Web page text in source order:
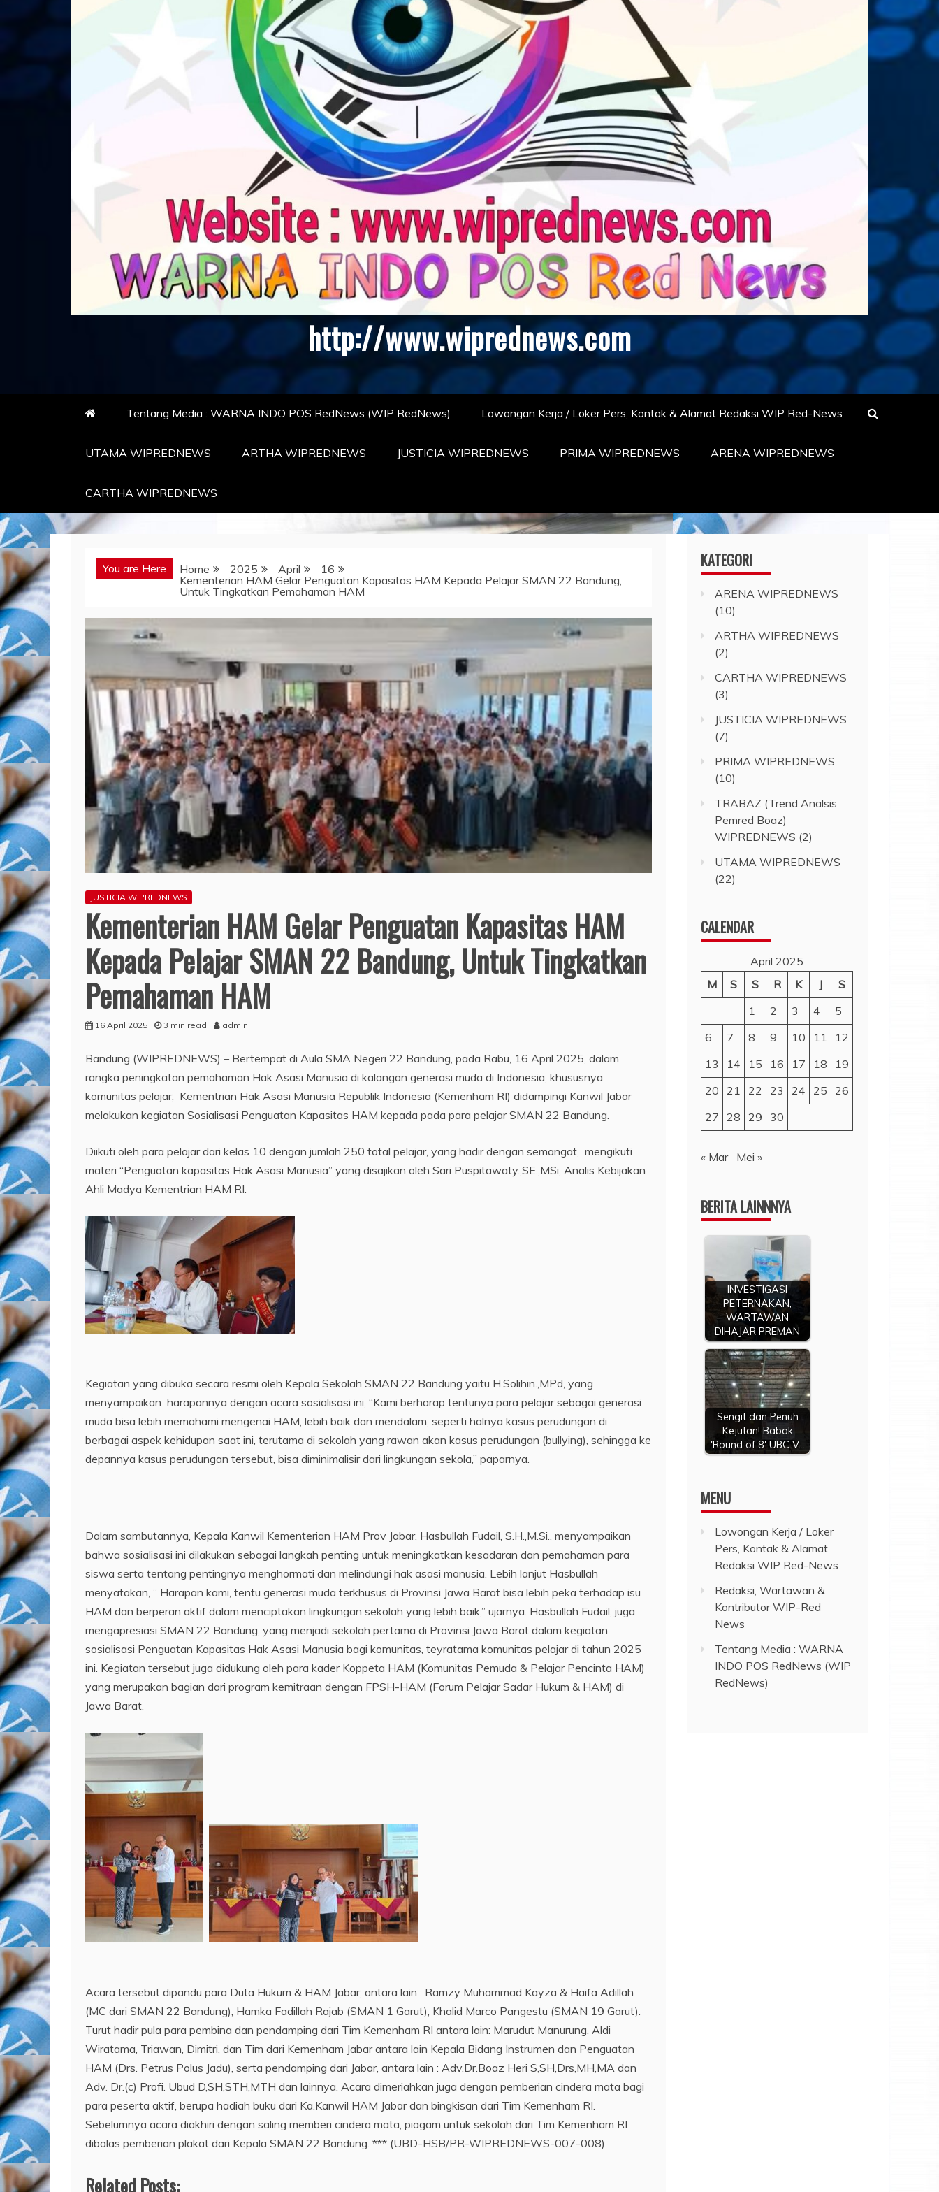
http://www.wiprednews.com
Tentang Media : WARNA INDO POS RedNews (WIP RedNews) Lowongan Kerja / Loker Pers, Kontak & Alamat Redaksi WIP Red-News
UTAMA WIPREDNEWS ARTHA WIPREDNEWS JUSTICIA WIPREDNEWS PRIMA WIPREDNEWS ARENA WIPREDNEWS
CARTHA WIPREDNEWS
You are Here Home 2025 April
16
Kementerian HAM Gelar Penguatan Kapasitas HAM Kepada Pelajar SMAN 22 Bandung,
Untuk Tingkatkan Pemahaman HAM
JUSTICIA WIPREDNEWS
Kementerian HAM Gelar Penguatan Kapasitas HAM
Kepada Pelajar SMAN 22 Bandung, Untuk Tingkatkan
Pemahaman HAM
16 April 2025 3 min read admin
Bandung (WIPREDNEWS) – Bertempat di Aula SMA Negeri 22 Bandung, pada Rabu, 16 April 2025, dalam
rangka peningkatan pemahaman Hak Asasi Manusia di kalangan generasi muda di Indonesia, khususnya
komunitas pelajar, Kementrian Hak Asasi Manusia Republik Indonesia (Kemenham RI) didampingi Kanwil Jabar
melakukan kegiatan Sosialisasi Penguatan Kapasitas HAM kepada pada para pelajar SMAN 22 Bandung.
Diikuti oleh para pelajar dari kelas 10 dengan jumlah 250 total pelajar, yang hadir dengan semangat, mengikuti
materi “Penguatan kapasitas Hak Asasi Manusia” yang disajikan oleh Sari Puspitawaty.,SE.,MSi, Analis Kebijakan
Ahli Madya Kementrian HAM RI.
Kegiatan yang dibuka secara resmi oleh Kepala Sekolah SMAN 22 Bandung yaitu H.Solihin.,MPd, yang
menyampaikan harapannya dengan acara sosialisasi ini, “Kami berharap tentunya para pelajar sebagai generasi
muda bisa lebih memahami mengenai HAM, lebih baik dan mendalam, seperti halnya kasus perudungan di
berbagai aspek kehidupan saat ini, terutama di sekolah yang rawan akan kasus perudungan (bullying), sehingga ke
depannya kasus perudungan tersebut, bisa diminimalisir dari lingkungan sekola,” paparnya.
Dalam sambutannya, Kepala Kanwil Kementerian HAM Prov Jabar, Hasbullah Fudail, S.H.,M.Si., menyampaikan
bahwa sosialisasi ini dilakukan sebagai langkah penting untuk meningkatkan kesadaran dan pemahaman para
siswa serta tentang pentingnya menghormati dan melindungi hak asasi manusia. Lebih lanjut Hasbullah
menyatakan, ” Harapan kami, tentu generasi muda terkhusus di Provinsi Jawa Barat bisa lebih peka terhadap isu
HAM dan berperan aktif dalam menciptakan lingkungan sekolah yang lebih baik,” ujarnya. Hasbullah Fudail, juga
mengapresiasi SMAN 22 Bandung, yang menjadi sekolah pertama di Provinsi Jawa Barat dalam kegiatan
sosialisasi Penguatan Kapasitas Hak Asasi Manusia bagi komunitas, teyratama komunitas pelajar di tahun 2025
ini. Kegiatan tersebut juga didukung oleh para kader Koppeta HAM (Komunitas Pemuda & Pelajar Pencinta HAM)
yang merupakan bagian dari program kemitraan dengan FPSH-HAM (Forum Pelajar Sadar Hukum & HAM) di
Jawa Barat.
Acara tersebut dipandu para Duta Hukum & HAM Jabar, antara lain : Ramzy Muhammad Kayza & Haifa Adillah
(MC dari SMAN 22 Bandung), Hamka Fadillah Rajab (SMAN 1 Garut), Khalid Marco Pangestu (SMAN 19 Garut).
Turut hadir pula para pembina dan pendamping dari Tim Kemenham RI antara lain: Marudut Manurung, Aldi
Wiratama, Triawan, Dimitri, dan Tim dari Kemenham Jabar antara lain Kepala Bidang Instrumen dan Penguatan
HAM (Drs. Petrus Polus Jadu), serta pendamping dari Jabar, antara lain : Adv.Dr.Boaz Heri S,SH,Drs,MH,MA dan
Adv. Dr.(c) Profi. Ubud D,SH,STH,MTH dan lainnya. Acara dimeriahkan juga dengan pemberian cindera mata bagi
para peserta aktif, berupa hadiah buku dari Ka.Kanwil HAM Jabar dan bingkisan dari Tim Kemenham RI.
Sebelumnya acara diakhiri dengan saling memberi cindera mata, piagam untuk sekolah dari Tim Kemenham RI
dibalas pemberian plakat dari Kepala SMAN 22 Bandung. *** (UBD-HSB/PR-WIPREDNEWS-007-008).
Related Posts:
KATEGORI
ARENA WIPREDNEWS
(10)
ARTHA WIPREDNEWS
(2)
CARTHA WIPREDNEWS
(3)
JUSTICIA WIPREDNEWS
(7)
PRIMA WIPREDNEWS
(10)
TRABAZ (Trend Analsis
Pemred Boaz)
WIPREDNEWS (2)
UTAMA WIPREDNEWS
(22)
CALENDAR
April 2025
M
S S R K J
S
1
2 3 4
5
6
7 8 9 10 11
12
13
14 15 16 17 18
19
20
21 22 23 24 25
26
27
28 29 30
« Mar Mei »
BERITA LAINNNYA
INVESTIGASI
PETERNAKAN,
WARTAWAN
DIHAJAR PREMAN
Sengit dan Penuh
Kejutan! Babak
'Round of 8' UBC V…
MENU
Lowongan Kerja / Loker
Pers, Kontak & Alamat
Redaksi WIP Red-News
Redaksi, Wartawan &
Kontributor WIP-Red
News
Tentang Media : WARNA
INDO POS RedNews (WIP
RedNews)